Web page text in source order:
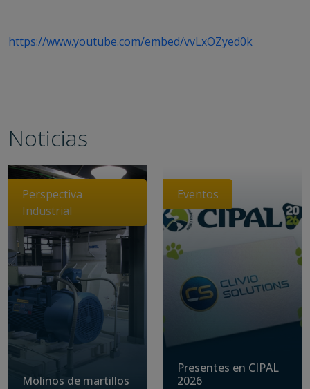
https://www.youtube.com/embed/vvLxOZyed0k
Noticias
Perspectiva
Industrial
Molinos de martillos
Eventos
Presentes en CIPAL
2026